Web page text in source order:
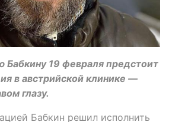
Бабкину 19 февраля предстоит
в австрийской клинике —
глазу.
Бабкин решил исполнить